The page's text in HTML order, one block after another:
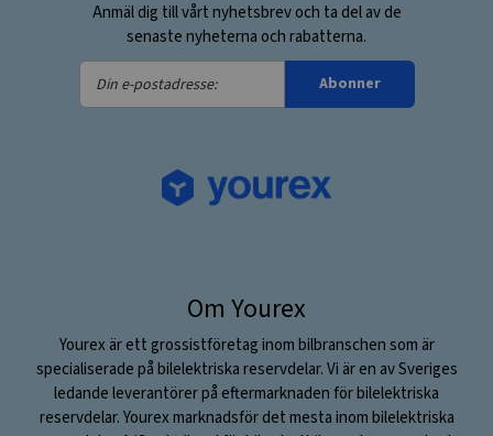
Anmäl dig till vårt nyhetsbrev och ta del av de
senaste nyheterna och rabatterna.
Din
e-
Abonner
Om Yourex
Yourex är ett grossistföretag inom bilbranschen som är
specialiserade på bilelektriska reservdelar. Vi är en av Sveriges
ledande leverantörer på eftermarknaden för bilelektriska
reservdelar. Yourex marknadsför det mesta inom bilelektriska